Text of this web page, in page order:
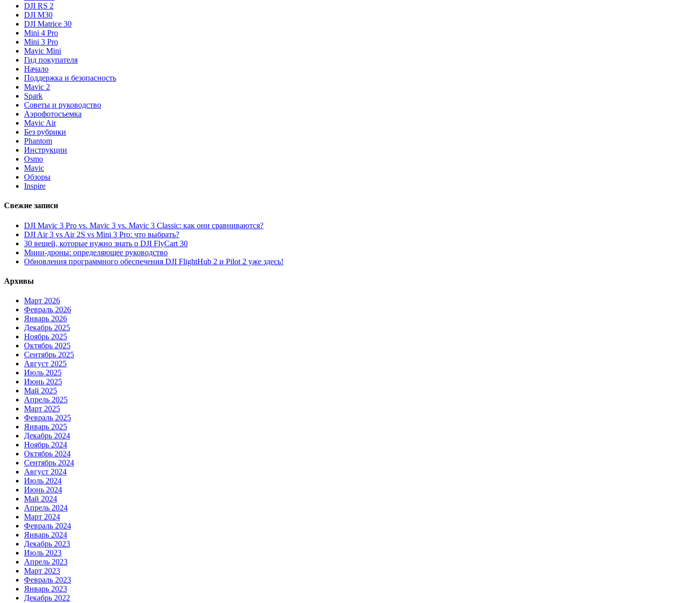
DJI RS 2
DJI M30
DJI Matrice 30
Mini 4 Pro
Mini 3 Pro
Mavic Mini
Гид покупателя
Начало
Поддержка и безопасность
Mavic 2
Spark
Советы и руководство
Аэрофотосъемка
Mavic Air
Без рубрики
Phantom
Инструкции
Osmo
Mavic
Обзоры
Inspire
Свежие записи
DJI Mavic 3 Pro vs. Mavic 3 vs. Mavic 3 Classic: как они сравниваются?
DJI Air 3 vs Air 2S vs Mini 3 Pro: что выбрать?
30 вещей, которые нужно знать о DJI FlyCart 30
Мини-дроны: определяющее руководство
Обновления программного обеспечения DJI FlightHub 2 и Pilot 2 уже здесь!
Архивы
Март 2026
Февраль 2026
Январь 2026
Декабрь 2025
Ноябрь 2025
Октябрь 2025
Сентябрь 2025
Август 2025
Июль 2025
Июнь 2025
Май 2025
Апрель 2025
Март 2025
Февраль 2025
Январь 2025
Декабрь 2024
Ноябрь 2024
Октябрь 2024
Сентябрь 2024
Август 2024
Июль 2024
Июнь 2024
Май 2024
Апрель 2024
Март 2024
Февраль 2024
Январь 2024
Декабрь 2023
Июль 2023
Апрель 2023
Март 2023
Февраль 2023
Январь 2023
Декабрь 2022